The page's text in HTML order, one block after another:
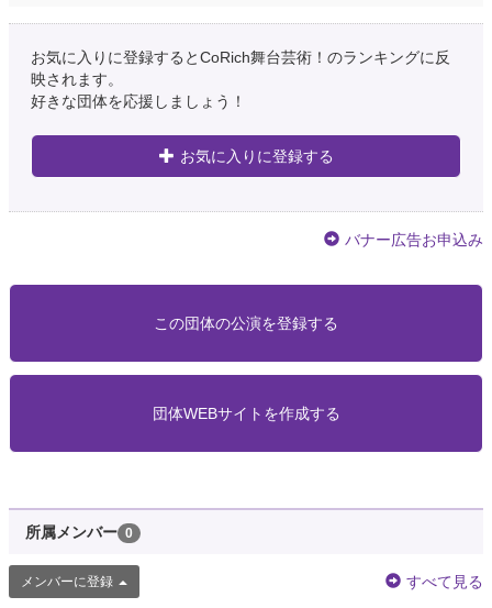
お気に入りに登録するとCoRich舞台芸術！のランキングに反
映されます。
好きな団体を応援しましょう！
お気に入りに登録する
バナー広告お申込み
この団体の公演を登録する
団体WEBサイトを作成する
所属メンバー 0
メンバーに登録 すべて見る